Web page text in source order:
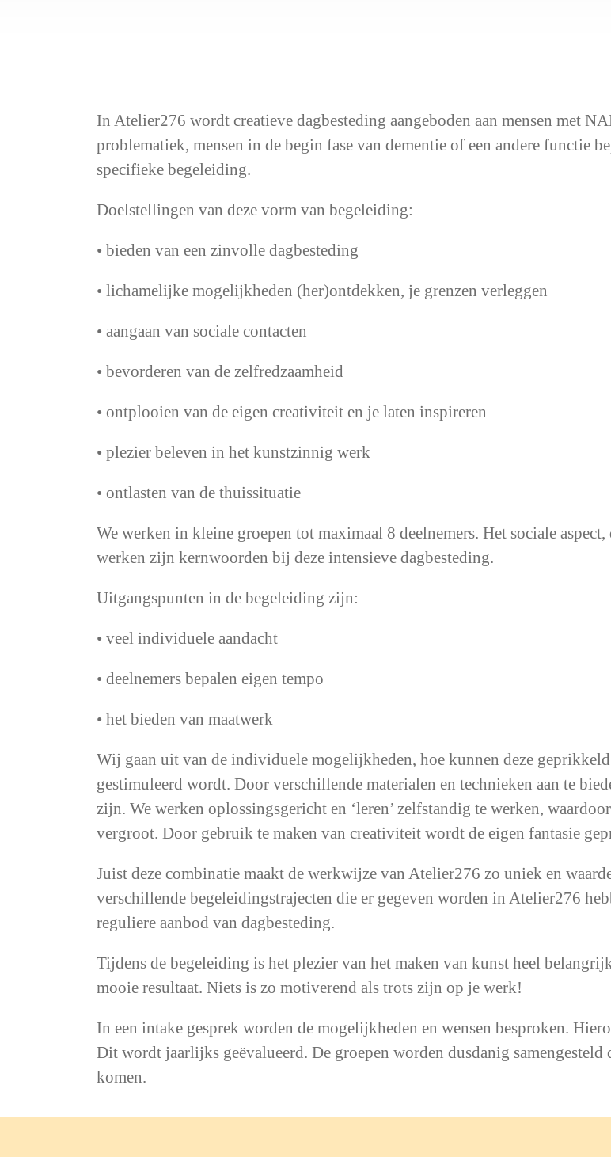
In Atelier276 wordt creatieve dagbesteding aangeboden aan mensen met
problematiek, mensen in de begin fase van dementie of een andere functie
specifieke begeleiding.
Doelstellingen van deze vorm van begeleiding:
• bieden van een zinvolle dagbesteding
• lichamelijke mogelijkheden (her)ontdekken, je grenzen verleggen
• aangaan van sociale contacten
• bevorderen van de zelfredzaamheid
• ontplooien van de eigen creativiteit en je laten inspireren
• plezier beleven in het kunstzinnig werk
• ontlasten van de thuissituatie
We werken in kleine groepen tot maximaal 8 deelnemers. Het sociale
werken zijn kernwoorden bij deze intensieve dagbesteding.
Uitgangspunten in de begeleiding zijn:
• veel individuele aandacht
• deelnemers bepalen eigen tempo
• het bieden van maatwerk
Wij gaan uit van de individuele mogelijkheden, hoe kunnen deze
gestimuleerd wordt. Door verschillende materialen en technieken aan te
zijn. We werken oplossingsgericht en ‘leren’ zelfstandig te werken,
vergroot. Door gebruik te maken van creativiteit wordt de eigen fantasie
Juist deze combinatie maakt de werkwijze van Atelier276 zo uniek en
verschillende begeleidingstrajecten die er gegeven worden in Atelier276
reguliere aanbod van dagbesteding.
Tijdens de begeleiding is het plezier van het maken van kunst heel
mooie resultaat. Niets is zo motiverend als trots zijn op je werk!
In een intake gesprek worden de mogelijkheden en wensen besproken.
Dit wordt jaarlijks geëvalueerd. De groepen worden dusdanig
komen.